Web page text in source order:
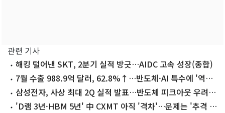
관련 기사
해킹 털어낸 SKT, 2분기 실적 방긋…AIDC 고속 성장(종합)
7월 수출 988.9억 달러, 62.8%↑…반도체·AI 특수에 '역대
2위'(종합)
삼성전자, 사상 최대 2Q 실적 발표…반도체 피크아웃 우려
종식 주목
'D램 3년·HBM 5년' 中 CXMT 아직 '격차'…문제는 '추격 속